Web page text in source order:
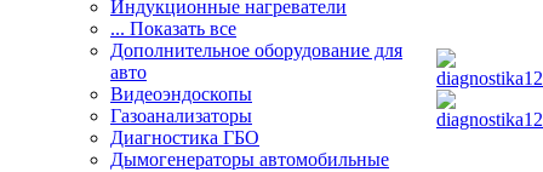
Индукционные нагреватели
... Показать все
Дополнительное оборудование для
авто
Видеоэндоскопы
Газоанализаторы
Диагностика ГБО
Дымогенераторы автомобильные